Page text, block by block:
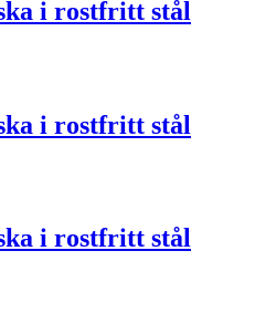
i rostfritt stål
i rostfritt stål
i rostfritt stål